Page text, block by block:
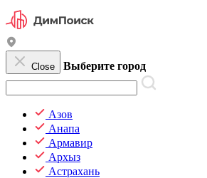
Close Выберите город
Азов
Анапа
Армавир
Архыз
Астрахань